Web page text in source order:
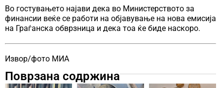
Во гостувањето најави дека во Министерството за
финансии веќе се работи на објавување на нова емисија
на Граѓанска обврзница и дека тоа ќе биде наскоро.
Извор/фото МИА
Поврзана содржина